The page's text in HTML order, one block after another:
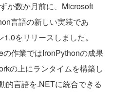
か数か月前に、Microsoft
言語の新しい実装であ
をリリースしました。
作業ではIronPythonの成果
の上にランタイムを構築し
的言語を.NETに統合できる